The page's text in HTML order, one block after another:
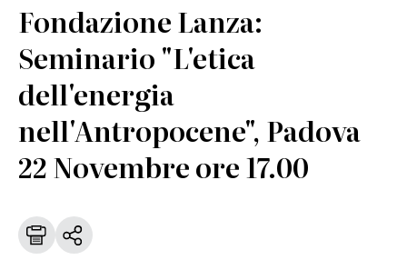
Fondazione Lanza:
Seminario "L'etica
dell'energia
nell'Antropocene", Padova
22 Novembre ore 17.00